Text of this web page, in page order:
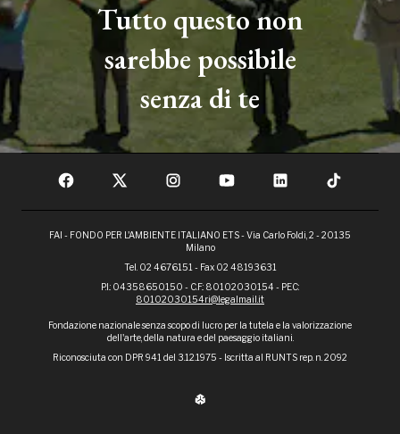
Tutto questo non
sarebbe possibile
senza di te
FAI - FONDO PER L'AMBIENTE ITALIANO ETS - Via Carlo Foldi, 2 - 20135
Milano
Tel. 02 4676151 - Fax 02 48193631
P.I.: 04358650150 - C.F.: 80102030154 - PEC:
80102030154ri@legalmail.it
Fondazione nazionale senza scopo di lucro per la tutela e la valorizzazione
dell'arte, della natura e del paesaggio italiani.
Riconosciuta con DPR 941 del 3.12.1975 - Iscritta al RUNTS rep. n. 2092